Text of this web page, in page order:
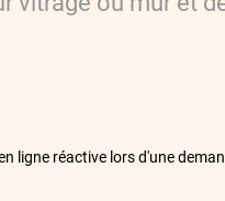
ligne réactive lors d'une